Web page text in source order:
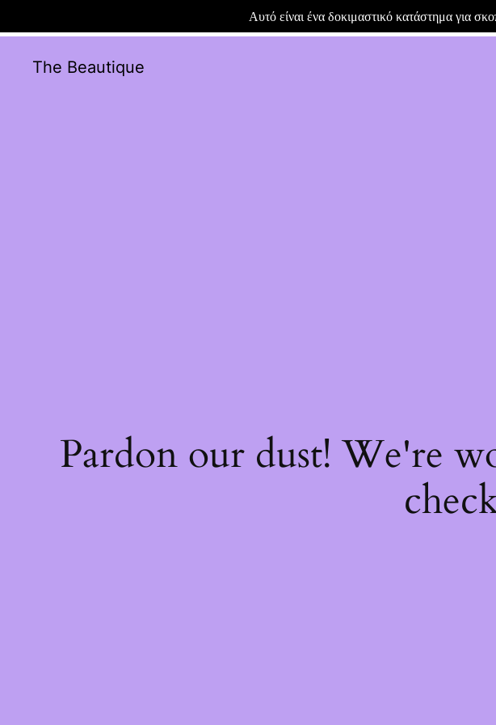
Αυτό είναι ένα δοκιμαστικό κατάστημα για
The Beautique
Pardon our dust! We're